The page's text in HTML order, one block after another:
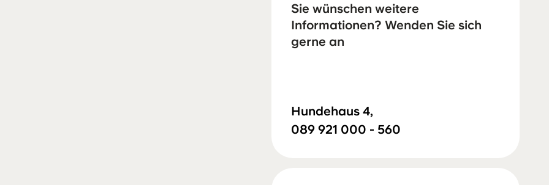
Sie wünschen weitere
Informationen? Wenden Sie sich
gerne an
Hundehaus 4,
089 921 000 - 560